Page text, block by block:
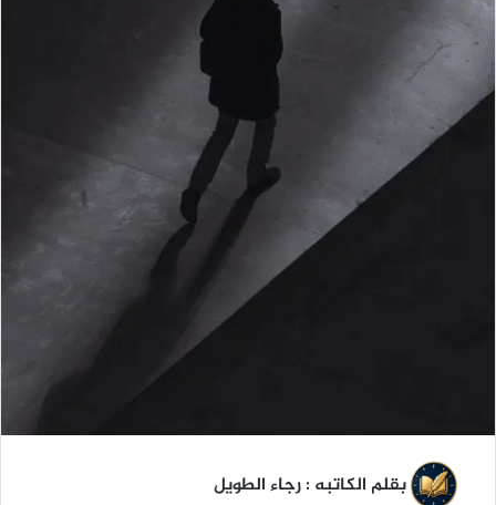
بقلم الكاتبه : رجاء الطويل